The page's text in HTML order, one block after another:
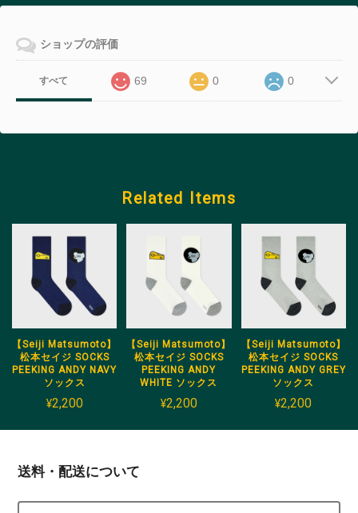
ショップの評価
すべて 69 0 0
Related Items
【Seiji Matsumoto】
松本セイジ SOCKS
PEEKING ANDY NAVY
ソックス
¥2,200
【Seiji Matsumoto】
松本セイジ SOCKS
PEEKING ANDY
WHITE ソックス
¥2,200
【Seiji Matsumoto】
松本セイジ SOCKS
PEEKING ANDY GREY
ソックス
¥2,200
送料・配送について